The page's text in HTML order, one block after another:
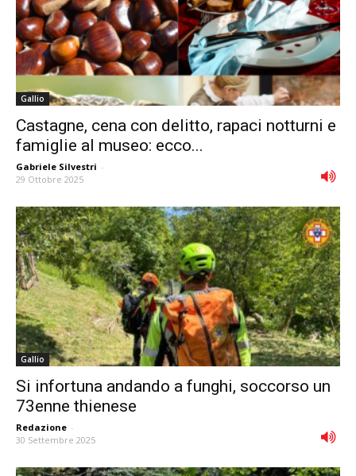
Gallio
Castagne, cena con delitto, rapaci notturni e
famiglie al museo: ecco...
Gabriele Silvestri -
29 Ottobre 2025
Gallio
Si infortuna andando a funghi, soccorso un
73enne thienese
Redazione -
30 Settembre 2025